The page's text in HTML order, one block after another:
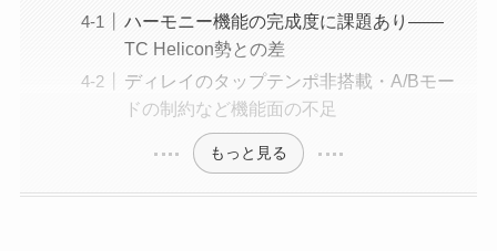
ハーモニー機能の完成度に課題あり——
TC Helicon勢との差
ディレイのタップテンポ非搭載・A/Bモー
ドの制約など機能面の不足
もっと見る